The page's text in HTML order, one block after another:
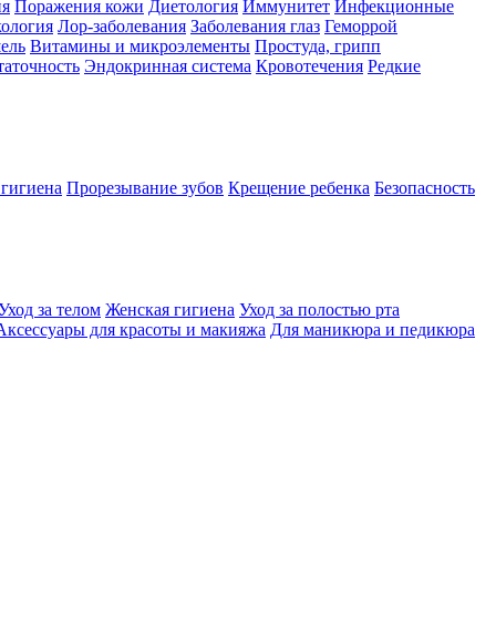
Поражения кожи Диетология Иммунитет Инфекционные
Лор-заболевания Заболевания глаз Геморрой
Витамины и микроэлементы Простуда, грипп
Эндокринная система Кровотечения Редкие
Прорезывание зубов Крещение ребенка Безопасность
за телом Женская гигиена Уход за полостью рта
для красоты и макияжа Для маникюра и педикюра